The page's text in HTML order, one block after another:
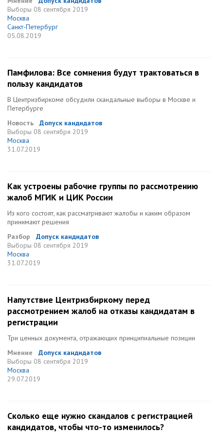
Выборы 08 сентября 2019
Москва
Санкт-Петербург
05.08.2019
Памфилова: Все сомнения будут трактоваться в
пользу кандидатов
В Центризбиркоме обсудили скандальные выборы в Москве и
Петербурге
Новость
Допуск кандидатов
Выборы 08 сентября 2019
Москва
31.07.2019
Как устроены рабочие группы по рассмотрению
жалоб МГИК и ЦИК России
Из кого состоят, как рассматривают жалобы и каким образом
принимают решения
Разбор
Допуск кандидатов
Выборы 08 сентября 2019
Москва
31.07.2019
Напутствие Центризбиркому перед
рассмотрением жалоб на отказы кандидатам в
регистрации
Три ценных документа, отражающих принципиальные позиции
Мнение
Допуск кандидатов
Выборы 08 сентября 2019
Москва
29.07.2019
Сколько еще нужно скандалов с регистрацией
кандидатов, чтобы что-то изменилось?